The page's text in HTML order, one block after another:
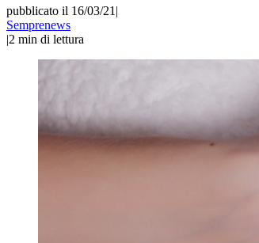
pubblicato il 16/03/21 |
Semprenews
|2 min di lettura